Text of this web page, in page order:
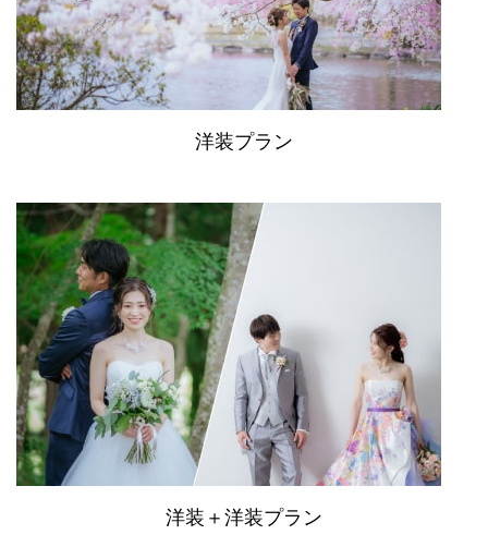
洋装プラン
洋装＋洋装プラン